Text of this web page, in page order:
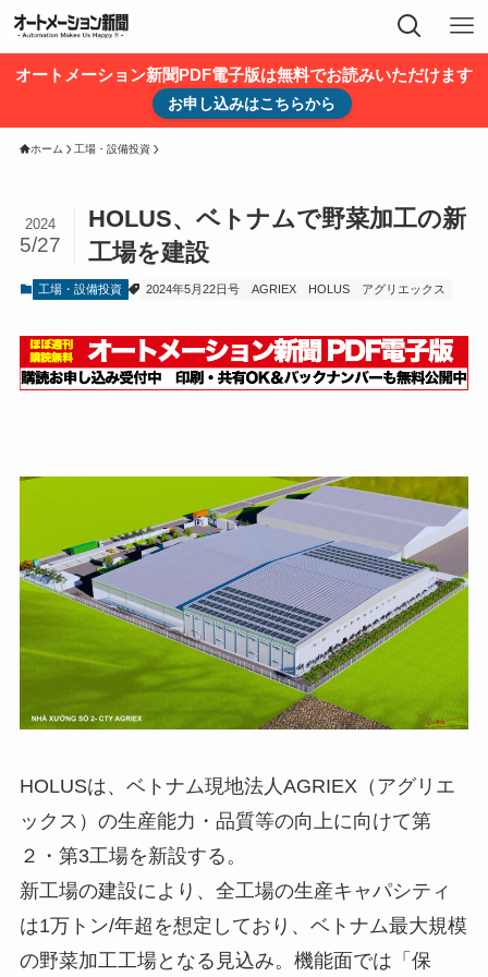
オートメーション新聞PDF電子版は無料でお読みいただけます
お申し込みはこちらから
ホーム 工場・設備投資
HOLUS、ベトナムで野菜加工の新
工場を建設
2024
5/27
工場・設備投資 2024年5月22日号 AGRIEX HOLUS アグリエックス
HOLUSは、ベトナム現地法人AGRIEX（アグリエ
ックス）の生産能力・品質等の向上に向けて第
２・第3工場を新設する。
新工場の建設により、全工場の生産キャパシティ
は1万トン/年超を想定しており、ベトナム最大規模
の野菜加工工場となる見込み。機能面では「保